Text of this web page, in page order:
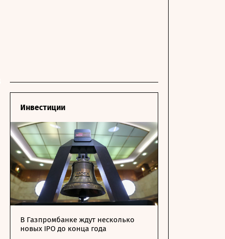
Инвестиции
В Газпромбанке ждут несколько
новых IPO до конца года